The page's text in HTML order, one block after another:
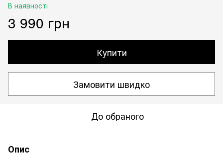
В наявності
3 990 грн
Купити
Замовити швидко
До обраного
Опис